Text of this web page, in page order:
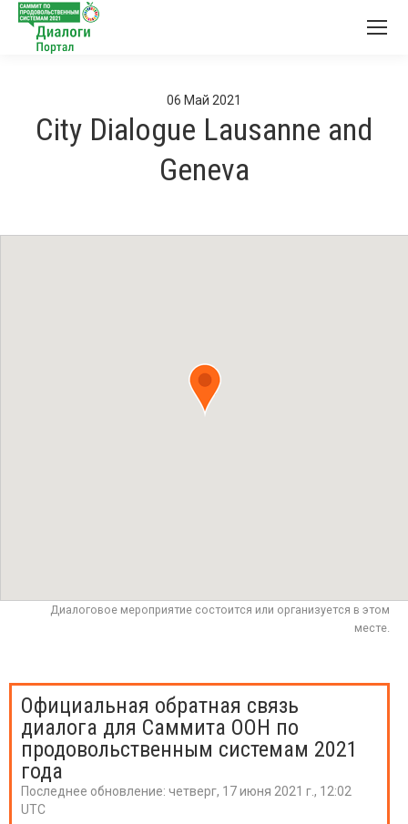
06 Май 2021
City Dialogue Lausanne and
Geneva
Диалоговое мероприятие состоится или организуется в этом
месте.
Официальная обратная связь
диалога для Саммита ООН по
продовольственным системам 2021
года
Последнее обновление: четверг, 17 июня 2021 г., 12:02
UTC